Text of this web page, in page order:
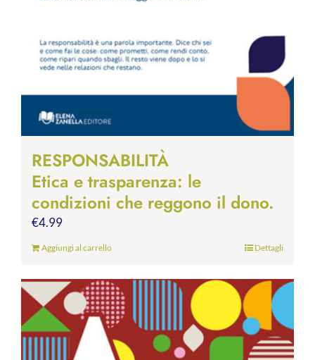
RESPONSABILITÀ
Etica e trasparenza: le
condizioni che reggono il dono.
€4.99
Aggiungi al carrello Dettagli